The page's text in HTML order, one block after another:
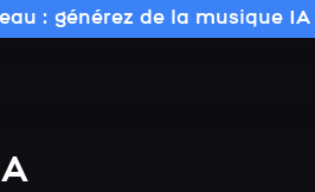
: générez de la musique